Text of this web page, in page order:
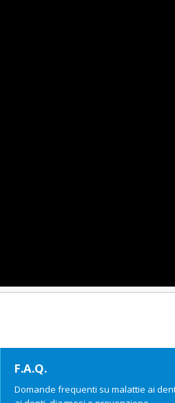
pagina
F.A.Q.
Domande frequenti su malattie ai